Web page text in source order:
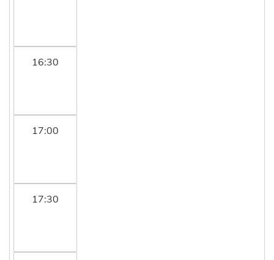
16:30
17:00
17:30